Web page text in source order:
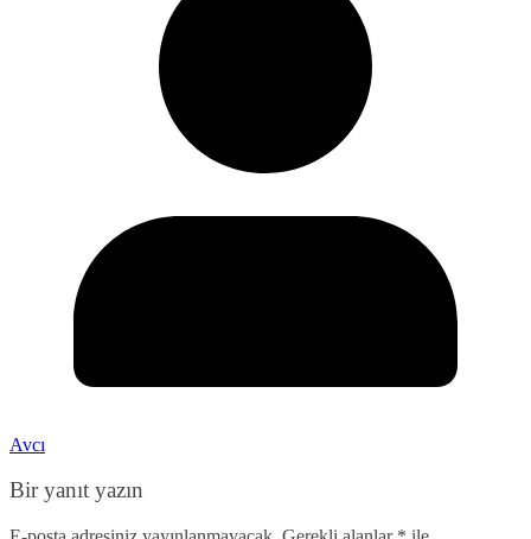
Avcı
Bir yanıt yazın